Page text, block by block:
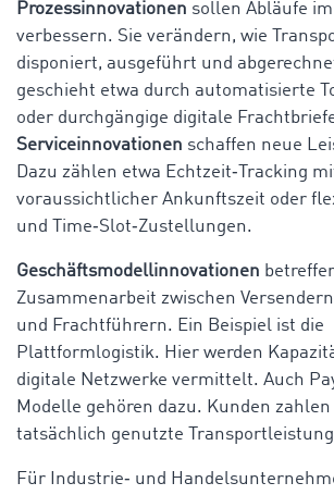
Prozessinnovationen sollen Abläufe
verbessern. Sie verändern, wie
disponiert, ausgeführt und
geschieht etwa durch automatisierte
oder durchgängige digitale
Serviceinnovationen schaffen neue
Dazu zählen etwa Echtzeit‑Tracking
voraussichtlicher Ankunftszeit oder
und Time‑Slot‑Zustellungen.
Geschäftsmodellinnovationen
Zusammenarbeit zwischen
und Frachtführern. Ein Beispiel ist die
Plattformlogistik. Hier werden
digitale Netzwerke vermittelt. Auch
Modelle gehören dazu. Kunden
tatsächlich genutzte
Für Industrie‑ und